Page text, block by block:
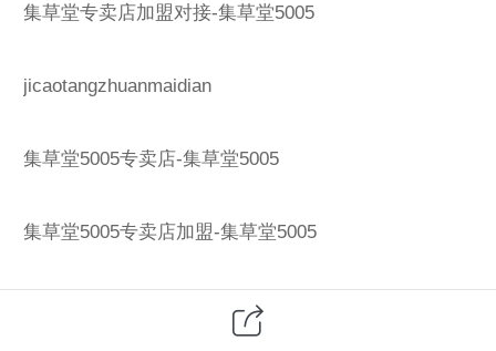
集草堂专卖店加盟对接-集草堂5005
jicaotangzhuanmaidian
集草堂5005专卖店-集草堂5005
集草堂5005专卖店加盟-集草堂5005
集草堂5005专卖店加盟对接-集草堂5005